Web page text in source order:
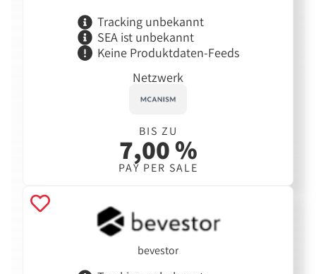
Tracking unbekannt
SEA ist unbekannt
Keine Produktdaten-Feeds
Netzwerk
BIS ZU
7,00 %
PAY PER SALE
bevestor